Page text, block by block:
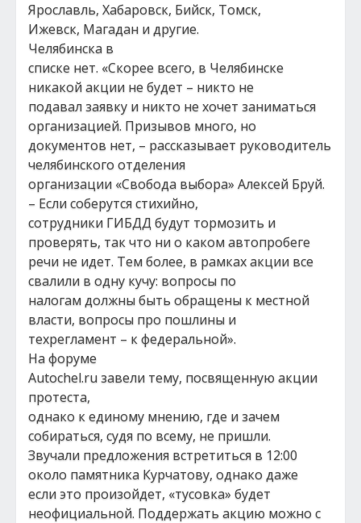
Ярославль, Хабаровск, Бийск, Томск,
Ижевск, Магадан и другие.
Челябинска в
списке нет. «Скорее всего, в Челябинске
никакой акции не будет – никто не
подавал заявку и никто не хочет заниматься
организацией. Призывов много, но
документов нет, – рассказывает руководитель
челябинского отделения
организации «Свобода выбора» Алексей Бруй.
– Если соберутся стихийно,
сотрудники ГИБДД будут тормозить и
проверять, так что ни о каком автопробеге
речи не идет. Тем более, в рамках акции все
свалили в одну кучу: вопросы по
налогам должны быть обращены к местной
власти, вопросы про пошлины и
техрегламент – к федеральной».
На форуме
Аutochel.ru завели тему, посвященную акции
протеста,
однако к единому мнению, где и зачем
собираться, судя по всему, не пришли.
Звучали предложения встретиться в 12:00
около памятника Курчатову, однако даже
если это произойдет, «тусовка» будет
неофициальной. Поддержать акцию можно с